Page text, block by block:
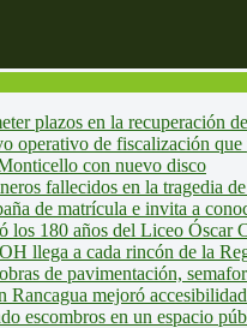
plazos en la recuperación
operativo de fiscalización
con nuevo disco
fallecidos en la tragedia
de matrícula e invita a
los 180 años del Liceo Óscar
llega a cada rincón de la
de pavimentación,
mejoró
escombros en un espacio